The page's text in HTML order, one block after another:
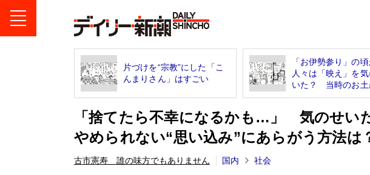
片づけを“宗教”にした「こ
んまりさん」はすごい
「お伊勢参り」の
人々は「映え」を
いた？ 当時のお土
「捨てたら不幸になるかも…」 気のせい
やめられない“思い込み”にあらがう方法は
古市憲寿 誰の味方でもありません 国内 社会